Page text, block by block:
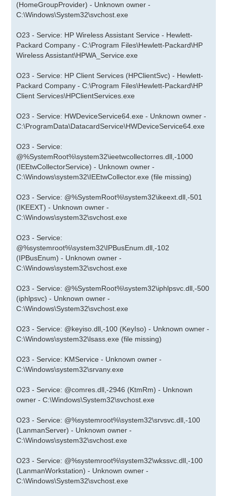
(HomeGroupProvider) - Unknown owner -
C:\Windows\System32\svchost.exe
O23 - Service: HP Wireless Assistant Service - Hewlett-
Packard Company - C:\Program Files\Hewlett-Packard\HP
Wireless Assistant\HPWA_Service.exe
O23 - Service: HP Client Services (HPClientSvc) - Hewlett-
Packard Company - C:\Program Files\Hewlett-Packard\HP
Client Services\HPClientServices.exe
O23 - Service: HWDeviceService64.exe - Unknown owner -
C:\ProgramData\DatacardService\HWDeviceService64.exe
O23 - Service:
@%SystemRoot%\system32\ieetwcollectorres.dll,-1000
(IEEtwCollectorService) - Unknown owner -
C:\Windows\system32\IEEtwCollector.exe (file missing)
O23 - Service: @%SystemRoot%\system32\ikeext.dll,-501
(IKEEXT) - Unknown owner -
C:\Windows\system32\svchost.exe
O23 - Service:
@%systemroot%\system32\IPBusEnum.dll,-102
(IPBusEnum) - Unknown owner -
C:\Windows\system32\svchost.exe
O23 - Service: @%SystemRoot%\system32\iphlpsvc.dll,-500
(iphlpsvc) - Unknown owner -
C:\Windows\System32\svchost.exe
O23 - Service: @keyiso.dll,-100 (KeyIso) - Unknown owner -
C:\Windows\system32\lsass.exe (file missing)
O23 - Service: KMService - Unknown owner -
C:\Windows\system32\srvany.exe
O23 - Service: @comres.dll,-2946 (KtmRm) - Unknown
owner - C:\Windows\System32\svchost.exe
O23 - Service: @%systemroot%\system32\srvsvc.dll,-100
(LanmanServer) - Unknown owner -
C:\Windows\system32\svchost.exe
O23 - Service: @%systemroot%\system32\wkssvc.dll,-100
(LanmanWorkstation) - Unknown owner -
C:\Windows\System32\svchost.exe